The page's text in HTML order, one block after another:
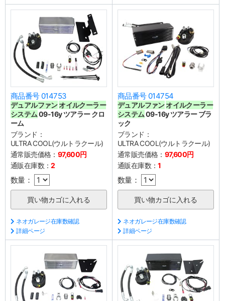
商品番号 014753
デュアルファンオイルクーラー
システム09-16y ツアラー クロ
ーム
ブランド：
ULTRA COOL(ウルトラクール)
通常販売価格： 97,600円
通販在庫数：2
数量：
ネオガレージ在庫数確認
詳細ページ
商品番号 014754
デュアルファンオイルクーラー
システム09-16y ツアラー ブラ
ック
ブランド：
ULTRA COOL(ウルトラクール)
通常販売価格： 97,600円
通販在庫数：1
数量：
ネオガレージ在庫数確認
詳細ページ